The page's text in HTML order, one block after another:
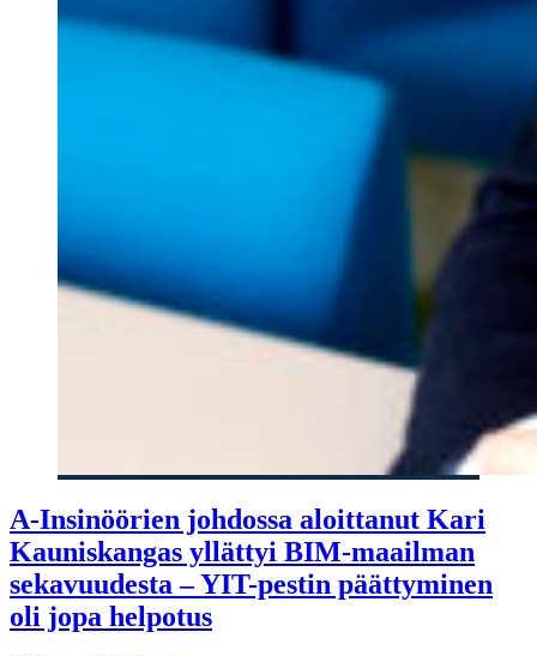
A-Insinöörien johdossa aloittanut Kari
Kauniskangas yllättyi BIM-maailman
sekavuudesta – YIT-pestin päättyminen
oli jopa helpotus